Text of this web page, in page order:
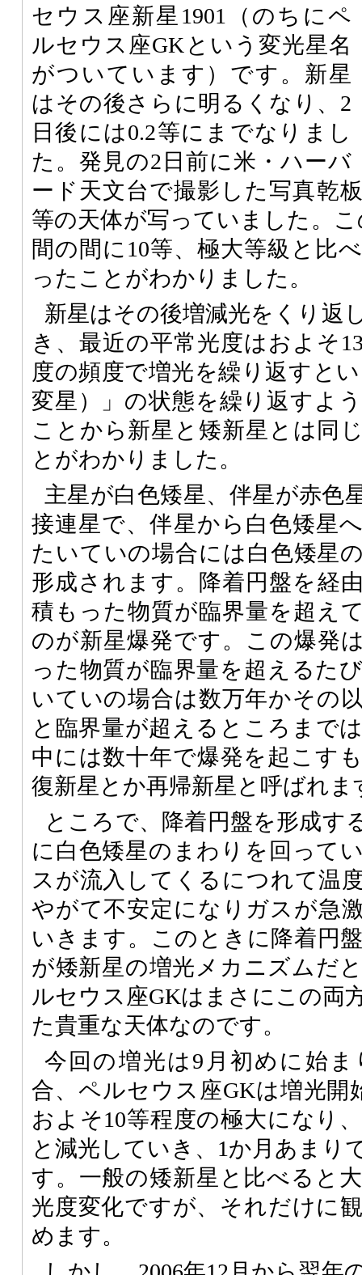
セウス座新星1901（のちにペ
ルセウス座GKという変光星名
がついています）です。新星
はその後さらに明るくなり、2
日後には0.2等にまでなりまし
た。発見の2日前に米・ハーバ
ード天文台で撮影した写真乾
等の天体が写っていました。
間の間に10等、極大等級と比
ったことがわかりました。
新星はその後増減光をくり返
き、最近の平常光度はおよそ
度の頻度で増光を繰り返すと
変星）」の状態を繰り返すよ
ことから新星と矮新星とは同
とがわかりました。
主星が白色矮星、伴星が赤色
接連星で、伴星から白色矮星
たいていの場合には白色矮星
形成されます。降着円盤を経
積もった物質が臨界量を超え
のが新星爆発です。この爆発
った物質が臨界量を超えるた
いていの場合は数万年かその
と臨界量が超えるところまで
中には数十年で爆発を起こす
復新星とか再帰新星と呼ばれま
ところで、降着円盤を形成す
に白色矮星のまわりを回って
スが流入してくるにつれて温
やがて不安定になりガスが急
いきます。このときに降着円
が矮新星の増光メカニズムだ
ルセウス座GKはまさにこの両
た貴重な天体なのです。
今回の増光は9月初めに始
合、ペルセウス座GKは増光開
およそ10等程度の極大になり
と減光していき、1か月あまり
す。一般の矮新星と比べると
光度変化ですが、それだけに
めます。